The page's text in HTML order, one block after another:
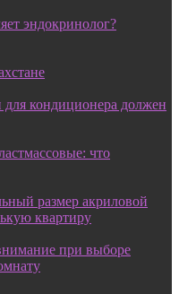
эндокринолог?
кондиционера должен
что
размер акриловой
квартиру
при выборе